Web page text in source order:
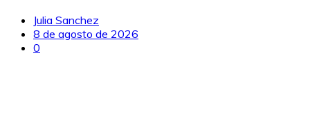
Julia Sanchez
8 de agosto de 2026
0